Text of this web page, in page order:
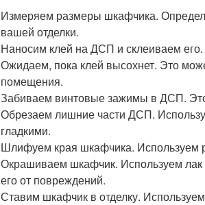
Измеряем размеры шкафчика.
вашей отделки.
Наносим клей на ДСП и склеиваем его.
Ожидаем, пока клей высохнет. Это
помещения.
Забиваем винтовые зажимы в ДСП.
Обрезаем лишние части ДСП.
гладкими.
Шлифуем края шкафчика. Используем
Окрашиваем шкафчик. Используем лак
его от повреждений.
Ставим шкафчик в отделку.